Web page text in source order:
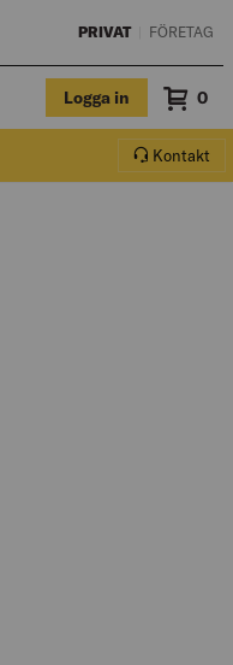
PRIVAT FÖRETAG
Logga in 0
Kontakt